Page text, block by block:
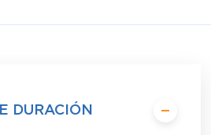
DURACIÓN